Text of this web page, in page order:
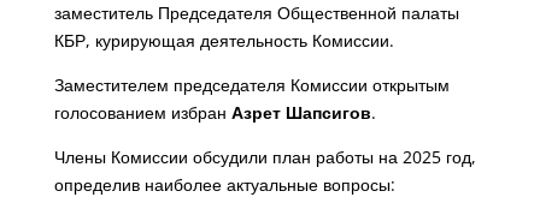
заместитель Председателя Общественной палаты
КБР, курирующая деятельность Комиссии.
Заместителем председателя Комиссии открытым
голосованием избран Азрет Шапсигов.
Члены Комиссии обсудили план работы на 2025 год,
определив наиболее актуальные вопросы: